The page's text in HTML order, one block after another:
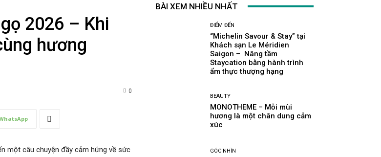
2026 – Khi
hương
0
một câu chuyện đầy cảm hứng về sức
BÀI XEM NHIỀU NHẤT
ĐIỂM ĐẾN
“Michelin Savour & Stay” tại
Khách sạn Le Méridien
Saigon – Nâng tầm
Staycation bằng hành trình
ẩm thực thượng hạng
BEAUTY
MONOTHEME – Mỗi mùi
hương là một chân dung cảm
xúc
GÓC NHÌN